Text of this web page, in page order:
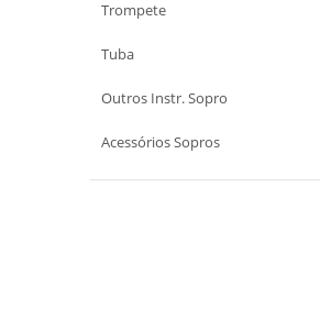
Trompete
Tuba
Outros Instr. Sopro
Acessórios Sopros